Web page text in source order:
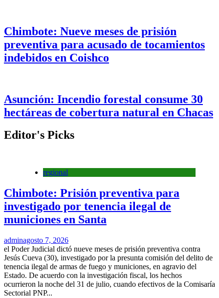
Chimbote: Nueve meses de prisión
preventiva para acusado de tocamientos
indebidos en Coishco
Asunción: Incendio forestal consume 30
hectáreas de cobertura natural en Chacas
Editor's Picks
regional
Chimbote: Prisión preventiva para
investigado por tenencia ilegal de
municiones en Santa
adminagosto 7, 2026
el Poder Judicial dictó nueve meses de prisión preventiva contra
Jesús Cueva (30), investigado por la presunta comisión del delito de
tenencia ilegal de armas de fuego y municiones, en agravio del
Estado. De acuerdo con la investigación fiscal, los hechos
ocurrieron la noche del 31 de julio, cuando efectivos de la Comisaría
Sectorial PNP...